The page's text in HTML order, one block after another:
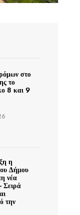
στο
το
8 και 9
η
Δήμου
νέα
Σειρά
την